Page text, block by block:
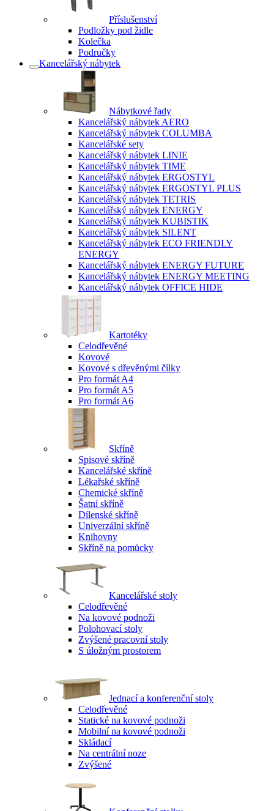
Příslušenství
Podložky pod židle
Kolečka
Područky
Kancelářský nábytek
Nábytkové řady
Kancelářský nábytek AERO
Kancelářský nábytek COLUMBA
Kancelářské sety
Kancelářský nábytek LINIE
Kancelářský nábytek TIME
Kancelářský nábytek ERGOSTYL
Kancelářský nábytek ERGOSTYL PLUS
Kancelářský nábytek TETRIS
Kancelářský nábytek ENERGY
Kancelářský nábytek KUBISTIK
Kancelářský nábytek SILENT
Kancelářský nábytek ECO FRIENDLY
ENERGY
Kancelářský nábytek ENERGY FUTURE
Kancelářský nábytek ENERGY MEETING
Kancelářský nábytek OFFICE HIDE
Kartotéky
Celodřevěné
Kovové
Kovové s dřevěnými čílky
Pro formát A4
Pro formát A5
Pro formát A6
Skříně
Spisové skříně
Kancelářské skříně
Lékařské skříně
Chemické skříně
Šatní skříně
Dílenské skříně
Univerzální skříně
Knihovny
Skříně na pomůcky
Kancelářské stoly
Celodřevěné
Na kovové podnoži
Polohovací stoly
Zvýšené pracovní stoly
S úložným prostorem
Jednací a konferenční stoly
Celodřevěné
Statické na kovové podnoži
Mobilní na kovové podnoži
Skládací
Na centrální noze
Zvýšené